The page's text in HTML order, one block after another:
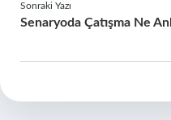
Sonraki Yazı
Senaryoda Çatışma Ne